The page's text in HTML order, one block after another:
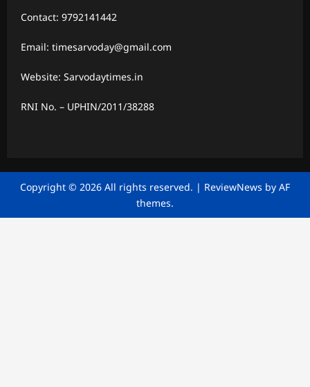
Contact: 9792141442
Email: timesarvoday@gmail.com
Website: Sarvodaytimes.in
RNI No. – UPHIN/2011/38288
Copyright © 2026 All rights reserved. | ReviewNews by AF
themes.